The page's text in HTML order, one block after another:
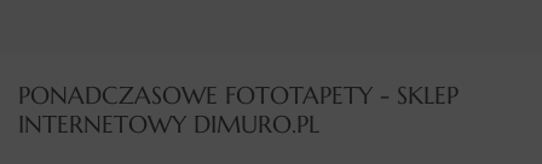
PONADCZASOWE FOTOTAPETY - SKLEP
INTERNETOWY DIMURO.PL​